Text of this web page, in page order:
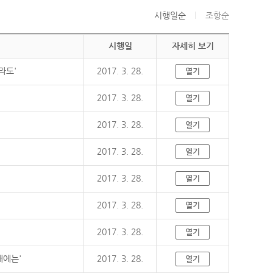
시행일순 조항순
시행일 자세히 보기
도' 2017. 3. 28. 열기
2017. 3. 28. 열기
2017. 3. 28. 열기
2017. 3. 28. 열기
2017. 3. 28. 열기
2017. 3. 28. 열기
2017. 3. 28. 열기
에는' 2017. 3. 28. 열기